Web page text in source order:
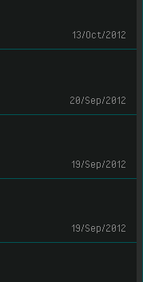
13/Oct/2012
20/Sep/2012
19/Sep/2012
19/Sep/2012